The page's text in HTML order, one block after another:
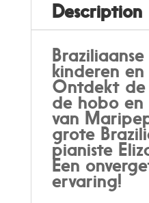
Description
kinderen
Ontdekt de
de hobo
van
grote
pianiste
Een
ervaring!